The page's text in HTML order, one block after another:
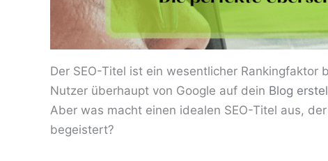
Der SEO-Titel ist ein wesentlicher
Nutzer überhaupt von Google auf dein Blog
Aber was macht einen idealen SEO-Titel aus,
begeistert?